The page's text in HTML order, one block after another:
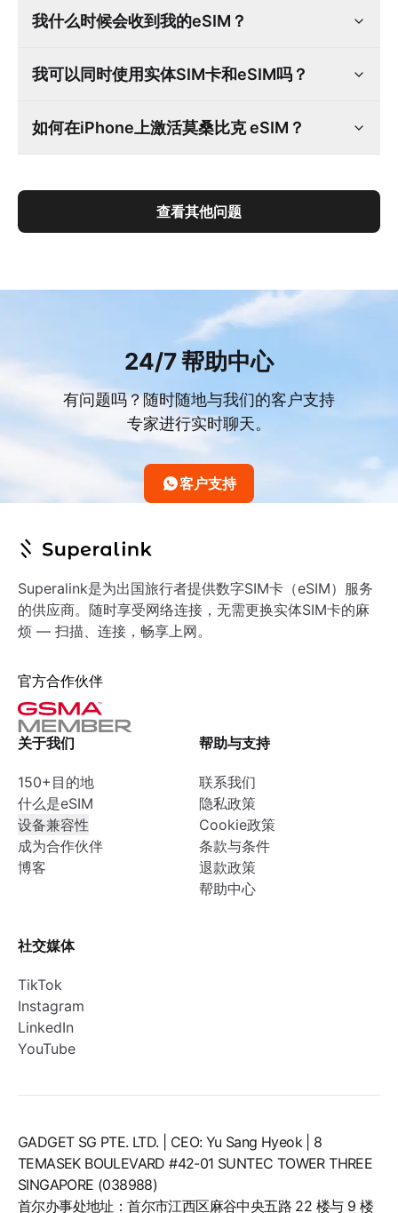
我什么时候会收到我的eSIM？
我可以同时使用实体SIM卡和eSIM吗？
如何在iPhone上激活莫桑比克 eSIM？
查看其他问题
24/7 帮助中心
有问题吗？随时随地与我们的客户支持
专家进行实时聊天。
客户支持
Superalink是为出国旅行者提供数字SIM卡（eSIM）服务
的供应商。随时享受网络连接，无需更换实体SIM卡的麻
烦 — 扫描、连接，畅享上网。
官方合作伙伴
关于我们
150+目的地
什么是eSIM
设备兼容性
成为合作伙伴
博客
帮助与支持
联系我们
隐私政策
Cookie政策
条款与条件
退款政策
帮助中心
社交媒体
TikTok
Instagram
LinkedIn
YouTube
GADGET SG PTE. LTD. | CEO: Yu Sang Hyeok | 8
TEMASEK BOULEVARD #42-01 SUNTEC TOWER THREE
SINGAPORE (038988)
首尔办事处地址：首尔市江西区麻谷中央五路 22 楼与 9 楼